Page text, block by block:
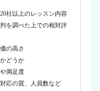
社以上のレッスン内容
を調べた上での相対評
の高さ
どうか
満足度
応の質、人員数など